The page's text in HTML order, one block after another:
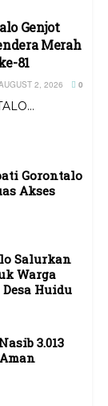
Genjot
Merah
81
2, 2026 0
Gorontalo
Akses
Salurkan
Warga
Huidu
3.013